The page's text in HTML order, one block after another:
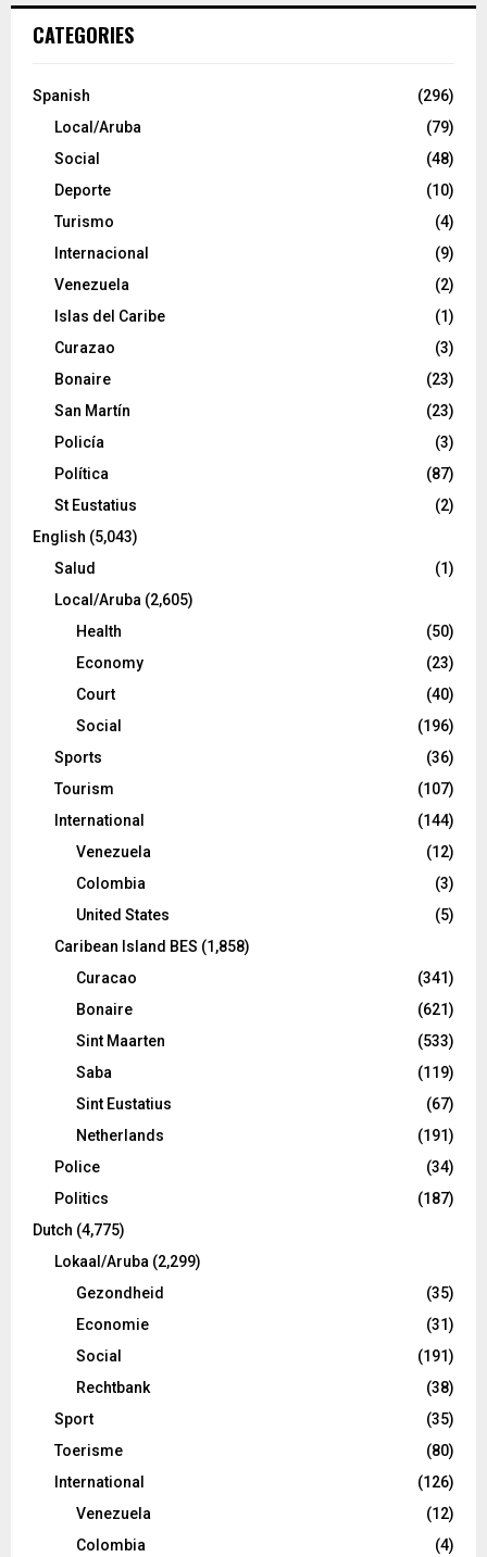
CATEGORIES
Spanish
(296)
Local/Aruba
(79)
Social
(48)
Deporte
(10)
Turismo
(4)
Internacional
(9)
Venezuela
(2)
Islas del Caribe
(1)
Curazao
(3)
Bonaire
(23)
San Martín
(23)
Policía
(3)
Política
(87)
St Eustatius
(2)
English (5,043)
Salud
(1)
Local/Aruba (2,605)
Health
(50)
Economy
(23)
Court
(40)
Social
(196)
Sports
(36)
Tourism
(107)
International
(144)
Venezuela
(12)
Colombia
(3)
United States
(5)
Caribean Island BES (1,858)
Curacao
(341)
Bonaire
(621)
Sint Maarten
(533)
Saba
(119)
Sint Eustatius
(67)
Netherlands
(191)
Police
(34)
Politics
(187)
Dutch (4,775)
Lokaal/Aruba (2,299)
Gezondheid
(35)
Economie
(31)
Social
(191)
Rechtbank
(38)
Sport
(35)
Toerisme
(80)
International
(126)
Venezuela
(12)
Colombia
(4)